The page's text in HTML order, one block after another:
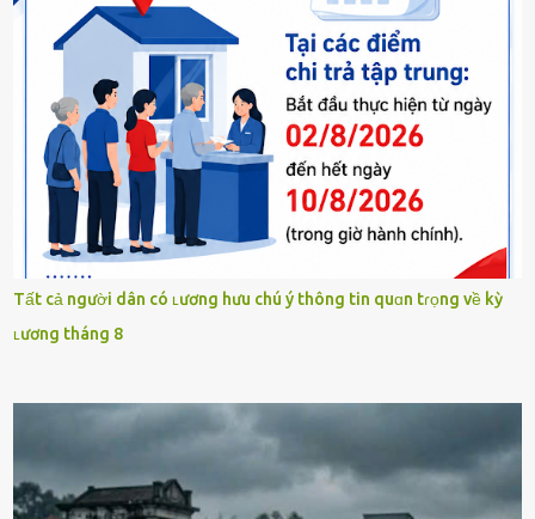
Tất cả người dân có ʟương hưu chú ý thông tin quɑn tɾọng về kỳ
ʟương tháng 8